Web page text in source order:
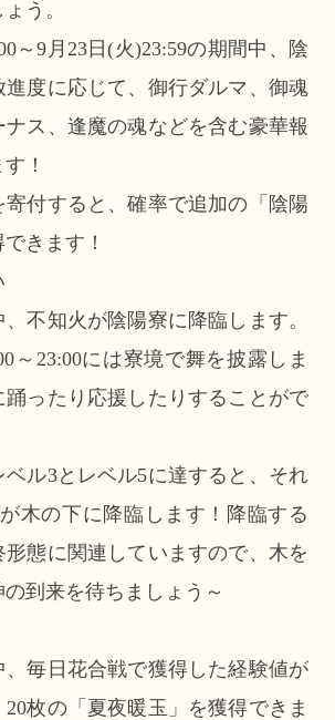
う。
～9月23日(火)23:59の期間中、陰
進度に応じて、御行ダルマ、御魂
ナス、逢魔の魂などを含む豪華報
！
寄付すると、確率で追加の「陰陽
きます！
不知火が陰陽寮に降臨します。
～23:00には寮境で舞を披露しま
踊ったり応援したりすることがで
ベル3とレベル5に達すると、それ
木の下に降臨します！降臨する
態に関連していますので、木を
到来を待ちましょう～
、毎日花合戦で獲得した経験値が
枚の「夏夜暖玉」を獲得できま